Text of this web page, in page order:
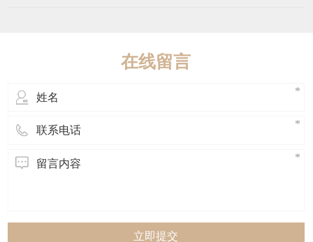
推拉衣柜和外挂推拉衣柜：内推拉衣柜是
将衣柜门置于衣柜内，个体性较强，易融
在线留言
立即提交